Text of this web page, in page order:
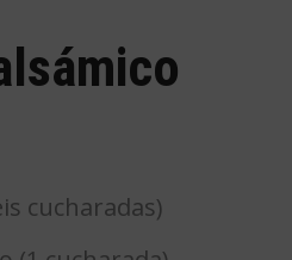
cucharadas)